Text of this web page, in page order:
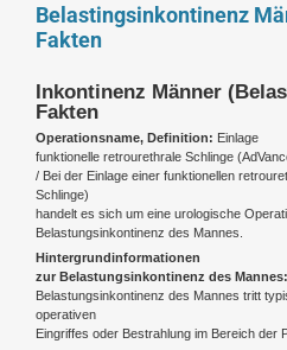
Belastingsinkontinenz
Fakten
Inkontinenz Männer
Fakten
Operationsname, Definition: Einlage
funktionelle retrourethrale Schlinge
/ Bei der Einlage einer funktionellen
Schlinge)
handelt es sich um eine urologische
Belastungsinkontinenz des Mannes.
Hintergrundinformationen
zur Belastungsinkontinenz des Mannes:
Belastungsinkontinenz des Mannes tritt
operativen
Eingriffes oder Bestrahlung im Bereich der